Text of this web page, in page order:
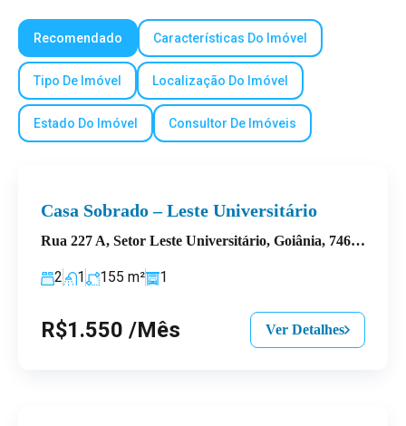
Recomendado Características Do Imóvel
Tipo De Imóvel Localização Do Imóvel
Estado Do Imóvel Consultor De Imóveis
Casa Sobrado – Leste Universitário
Rua 227 A, Setor Leste Universitário, Goiânia, 74605-080
2 1 155 m² 1
R$1.550 /Mês Ver Detalhes